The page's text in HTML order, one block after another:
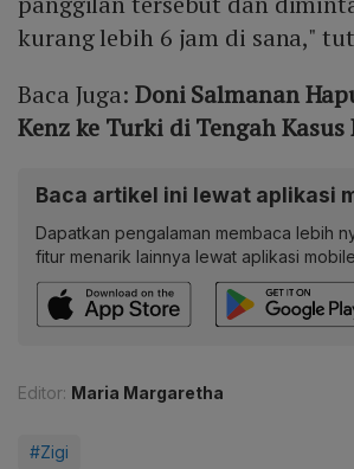
kurang lebih 6 jam di sana,"
Baca Juga: Doni Salmanan
Kenz ke Turki di Tengah Kasus
Baca artikel ini lewat aplikasi
Dapatkan pengalaman membaca lebih
fitur menarik lainnya lewat aplikasi
Editor: Maria Margaretha
#Zigi